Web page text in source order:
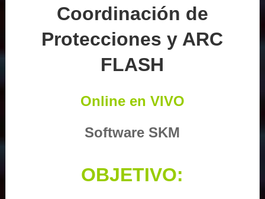
Coordinación de
Protecciones y ARC
FLASH
Online en VIVO
Software SKM
OBJETIVO: